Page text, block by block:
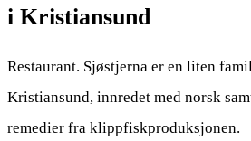
i Kristiansund
Restaurant. Sjøstjerna er en liten
Kristiansund, innredet med norsk
remedier fra klippfiskproduksjonen.